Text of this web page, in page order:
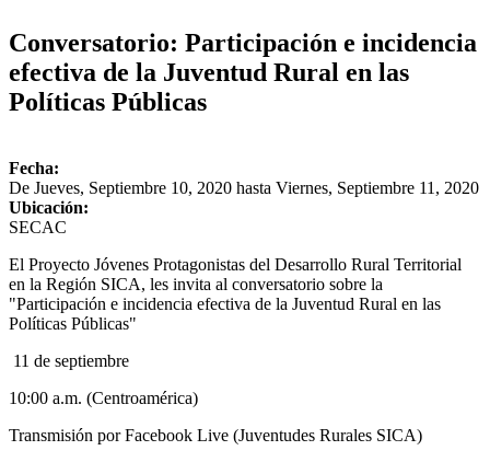
Conversatorio: Participación e incidencia
efectiva de la Juventud Rural en las
Políticas Públicas
Fecha:
De Jueves, Septiembre 10, 2020 hasta Viernes, Septiembre 11, 2020
Ubicación:
SECAC
El Proyecto Jóvenes Protagonistas del Desarrollo Rural Territorial
en la Región SICA, les invita al conversatorio sobre la
"Participación e incidencia efectiva de la Juventud Rural en las
Políticas Públicas"
11 de septiembre
10:00 a.m. (Centroamérica)
Transmisión por Facebook Live (Juventudes Rurales SICA)